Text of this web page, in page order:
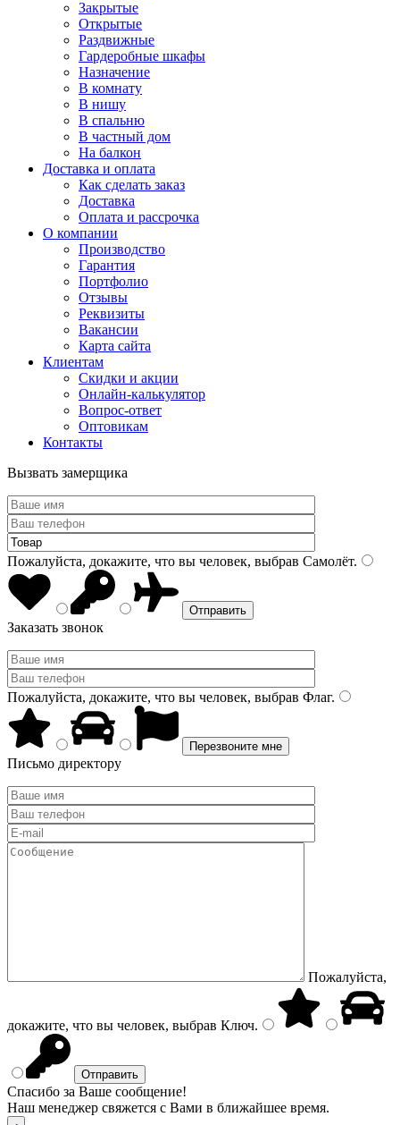
Закрытые
Открытые
Раздвижные
Гардеробные шкафы
Назначение
В комнату
В нишу
В спальню
В частный дом
На балкон
Доставка и оплата
Как сделать заказ
Доставка
Оплата и рассрочка
О компании
Производство
Гарантия
Портфолио
Отзывы
Реквизиты
Вакансии
Карта сайта
Клиентам
Скидки и акции
Онлайн-калькулятор
Вопрос-ответ
Оптовикам
Контакты
Вызвать замерщика
Пожалуйста, докажите, что вы человек, выбрав Самолёт.
Заказать звонок
Пожалуйста, докажите, что вы человек, выбрав Флаг.
Письмо директору
Пожалуйста,
докажите, что вы человек, выбрав Ключ.
Спасибо за Ваше сообщение!
Наш менеджер свяжется с Вами в ближайшее время.